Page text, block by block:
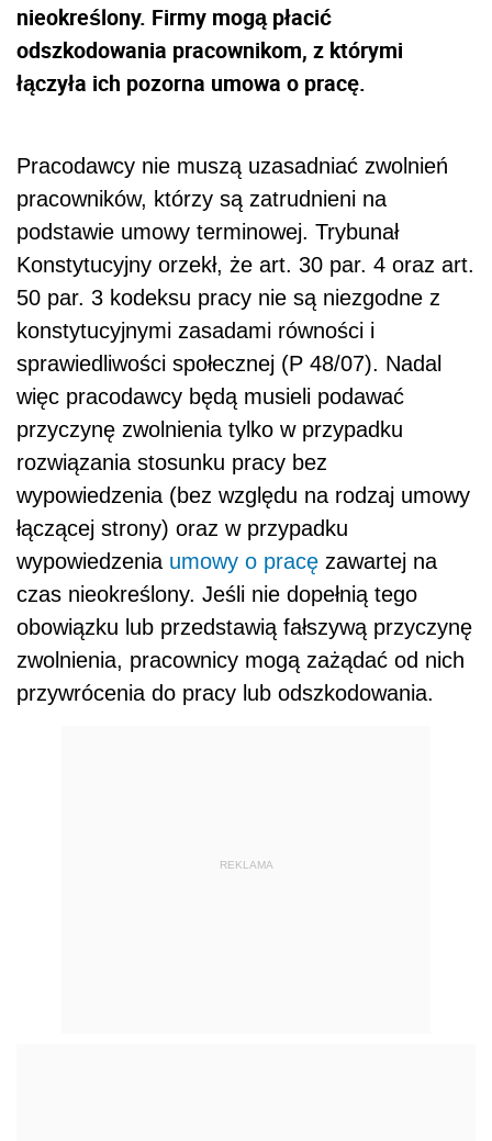
nieokreślony. Firmy mogą płacić
odszkodowania pracownikom, z którymi
łączyła ich pozorna umowa o pracę.
Pracodawcy nie muszą uzasadniać zwolnień
pracowników, którzy są zatrudnieni na
podstawie umowy terminowej. Trybunał
Konstytucyjny orzekł, że art. 30 par. 4 oraz art.
50 par. 3 kodeksu pracy nie są niezgodne z
konstytucyjnymi zasadami równości i
sprawiedliwości społecznej (P 48/07). Nadal
więc pracodawcy będą musieli podawać
przyczynę zwolnienia tylko w przypadku
rozwiązania stosunku pracy bez
wypowiedzenia (bez względu na rodzaj umowy
łączącej strony) oraz w przypadku
wypowiedzenia umowy o pracę zawartej na
czas nieokreślony. Jeśli nie dopełnią tego
obowiązku lub przedstawią fałszywą przyczynę
zwolnienia, pracownicy mogą zażądać od nich
przywrócenia do pracy lub odszkodowania.
REKLAMA